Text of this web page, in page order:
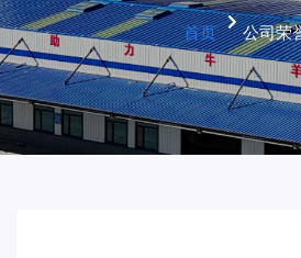
首页 公司荣